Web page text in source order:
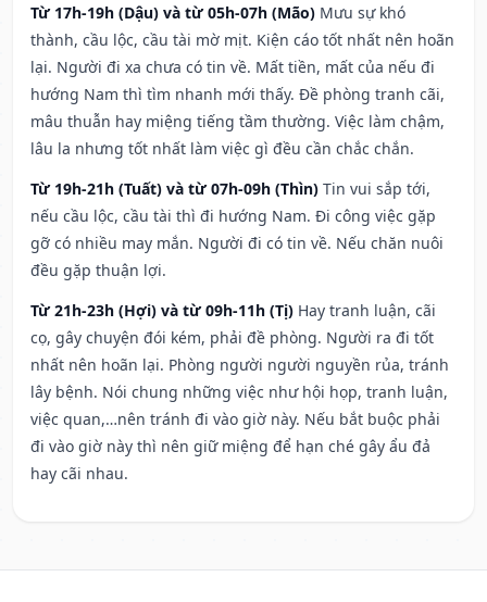
Từ 17h-19h (Dậu) và từ 05h-07h (Mão) Mưu sự khó
thành, cầu lộc, cầu tài mờ mịt. Kiện cáo tốt nhất nên hoãn
lại. Người đi xa chưa có tin về. Mất tiền, mất của nếu đi
hướng Nam thì tìm nhanh mới thấy. Đề phòng tranh cãi,
mâu thuẫn hay miệng tiếng tầm thường. Việc làm chậm,
lâu la nhưng tốt nhất làm việc gì đều cần chắc chắn.
Từ 19h-21h (Tuất) và từ 07h-09h (Thìn) Tin vui sắp tới,
nếu cầu lộc, cầu tài thì đi hướng Nam. Đi công việc gặp
gỡ có nhiều may mắn. Người đi có tin về. Nếu chăn nuôi
đều gặp thuận lợi.
Từ 21h-23h (Hợi) và từ 09h-11h (Tị) Hay tranh luận, cãi
cọ, gây chuyện đói kém, phải đề phòng. Người ra đi tốt
nhất nên hoãn lại. Phòng người người nguyền rủa, tránh
lây bệnh. Nói chung những việc như hội họp, tranh luận,
việc quan,…nên tránh đi vào giờ này. Nếu bắt buộc phải
đi vào giờ này thì nên giữ miệng để hạn ché gây ẩu đả
hay cãi nhau.